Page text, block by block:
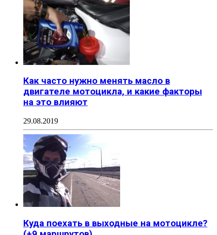
Как часто нужно менять масло в
двигателе мотоцикла, и какие факторы
на это влияют
29.08.2019
Куда поехать в выходные на мотоцикле?